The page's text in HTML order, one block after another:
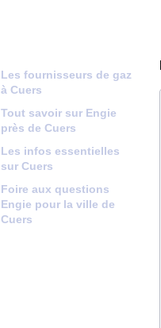
Les fournisseurs de gaz
à Cuers
Tout savoir sur Engie
près de Cuers
Les infos essentielles
sur Cuers
Foire aux questions
Engie pour la ville de
Cuers